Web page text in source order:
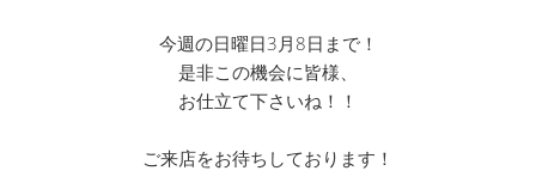
今週の日曜日3月8日まで！
是非この機会に皆様、
お仕立て下さいね！！
ご来店をお待ちしております！